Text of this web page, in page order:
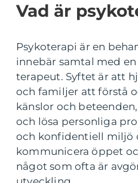
Vad är
Psykoterapi är en
innebär samtal med
terapeut. Syftet är att
och familjer att förstå
känslor och
och lösa personliga
och konfidentiell miljö
kommunicera öppet
något som ofta är